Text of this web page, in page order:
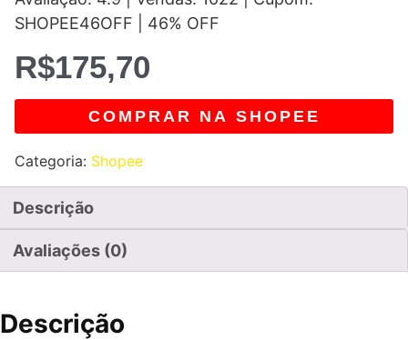
SHOPEE46OFF | 46% OFF
R$175,70
COMPRAR NA SHOPEE
Categoria: Shopee
Descrição
Avaliações (0)
Descrição